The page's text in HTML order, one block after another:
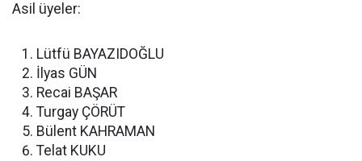
Asil üyeler:
Lütfü BAYAZIDOĞLU
İlyas GÜN
Recai BAŞAR
Turgay ÇÖRÜT
Bülent KAHRAMAN
Telat KUKU